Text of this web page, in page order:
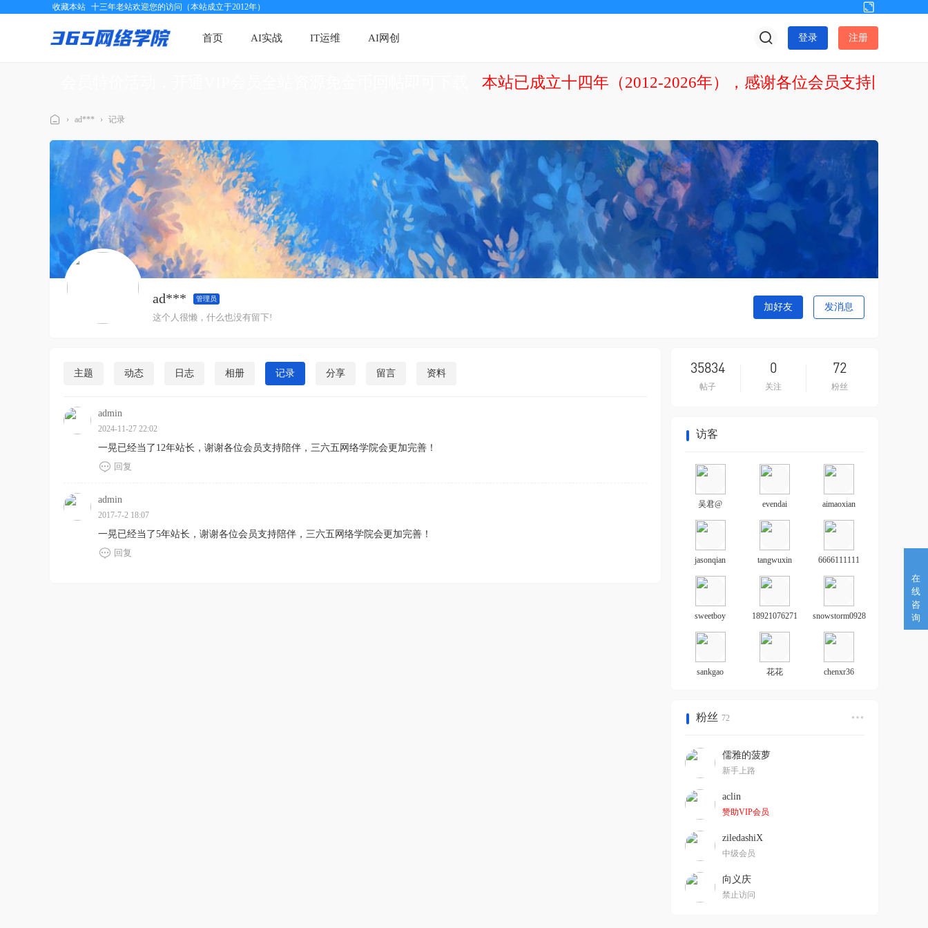
收藏本站 十三年老站欢迎您的访问（本站成立于2012年）
换
到
版
首页 AI实战 IT运维 AI网创 登录 注册
本站已成立十四年（2012-2026年），感谢各位会员支持网站发
三
六
学
› ad*** › 记录
加好友 发消息
ad*** 管理员
这个人很懒，什么也没有留下!
主题 动态 日志 相册 记录 分享 留言 资料
admin
2024-11-27 22:02
一晃已经当了12年站长，谢谢各位会员支持陪伴，三六五网络学院会更加完善！
回复
admin
2017-7-2 18:07
一晃已经当了5年站长，谢谢各位会员支持陪伴，三六五网络学院会更加完善！
回复
35834
帖子
0
关注
72
粉丝
访客
吴君@ evendai aimaoxian
jasonqian tangwuxin 6666111111
sweetboy 18921076271 snowstorm0928
sankgao 花花 chenxr36
粉丝 72
儒雅的菠萝
新手上路
aclin
赞助VIP会员
ziledashiX
中级会员
向义庆
禁止访问
在
线
咨
询